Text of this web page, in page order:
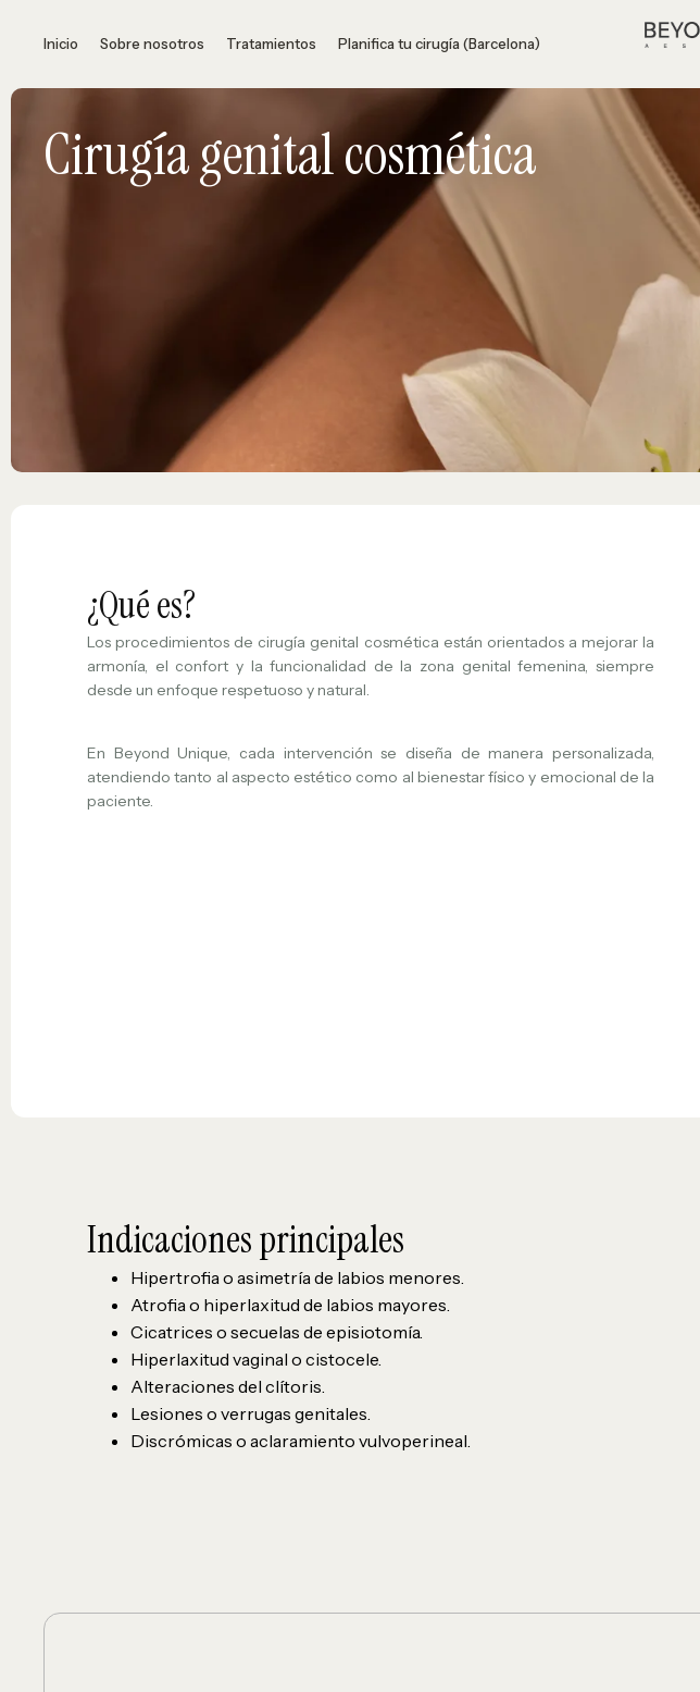
Inicio Sobre nosotros Tratamientos Planifica tu cirugía (Barcelona)
Cirugía genital cosmética
¿Qué es?
Los procedimientos de cirugía genital cosmética están orientados a mejorar la
armonía, el confort y la funcionalidad de la zona genital femenina, siempre
desde un enfoque respetuoso y natural.
En Beyond Unique, cada intervención se diseña de manera personalizada,
atendiendo tanto al aspecto estético como al bienestar físico y emocional de la
paciente.
Indicaciones principales
Hipertrofia o asimetría de labios menores.
Atrofia o hiperlaxitud de labios mayores.
Cicatrices o secuelas de episiotomía.
Hiperlaxitud vaginal o cistocele.
Alteraciones del clítoris.
Lesiones o verrugas genitales.
Discrómicas o aclaramiento vulvoperineal.